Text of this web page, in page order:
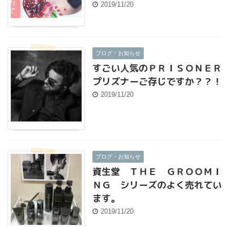
2019/11/20
ブログ・お知らせ
すごい人気のＰＲＩＳＯＮＥＲ
プリズナーご存じですか？？！
2019/11/20
ブログ・お知らせ
資生堂 ＴＨＥ ＧＲＯＯＭＩ
ＮＧ シリーズのよく売れてい
ます。
2019/11/20